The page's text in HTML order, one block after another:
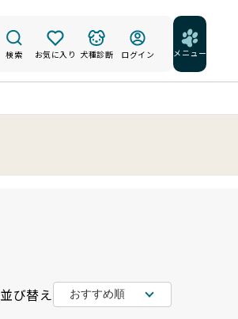
検索 お気に入り 犬種診断 ログイン メニュー
並び替え